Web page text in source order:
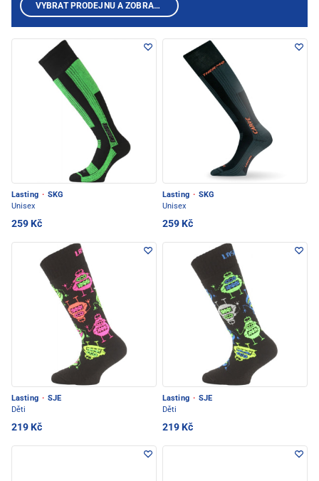
Lasting · SKG
Unisex
259 Kč
Lasting · SKG
Unisex
259 Kč
Lasting · SJE
Děti
219 Kč
Lasting · SJE
Děti
219 Kč
VYBRAT PRODEJNU A ZOBRAZIT PRODUKTY